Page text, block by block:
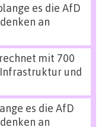
es die AfD
an
mit 700
und
es die AfD
an